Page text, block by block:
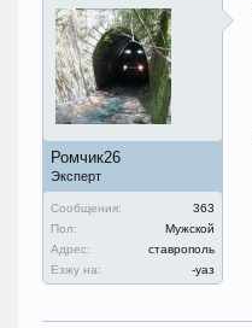
Ромчик26
Эксперт
Сообщения:
363
Пол:
Мужской
Адрес:
ставрополь
Езжу на:
-уаз